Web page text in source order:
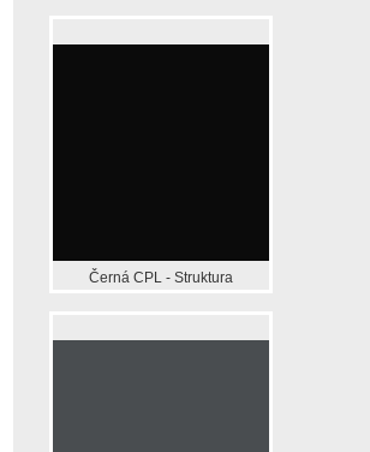
Černá CPL - Struktura